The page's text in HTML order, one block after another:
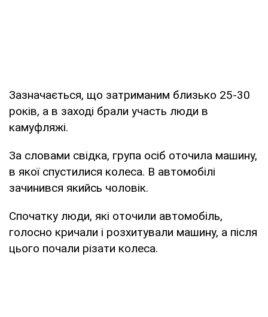
Зазначається, що затриманим близько 25-30
років, а в заході брали участь люди в
камуфляжі.
За словами свідка, група осіб оточила машину,
в якої спустилися колеса. В автомобілі
зачинився якийсь чоловік.
Спочатку люди, які оточили автомобіль,
голосно кричали і розхитували машину, а після
цього почали різати колеса.